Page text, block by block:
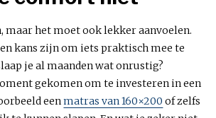
maar het moet ook lekker aanvoelen.
kans zijn om iets praktisch mee te
je al maanden wat onrustig?
gekomen om te investeren in een
eenmatras van 160×200 of zelfs